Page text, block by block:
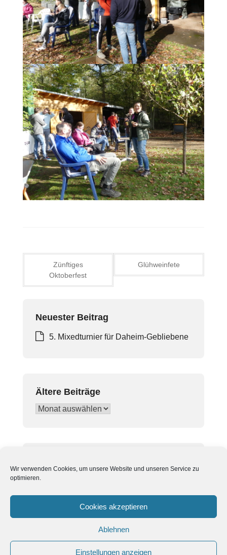
Wir verwenden Cookies, um unsere Website und unseren Service zu
optimieren.
Cookies akzeptieren
Ablehnen
Einstellungen anzeigen
Beitragsnavigation
Zünftiges
Oktoberfest
Glühweinfete
Neuester Beitrag
5. Mixedturnier für Daheim-Gebliebene
Ältere Beiträge
Ältere
Suchen